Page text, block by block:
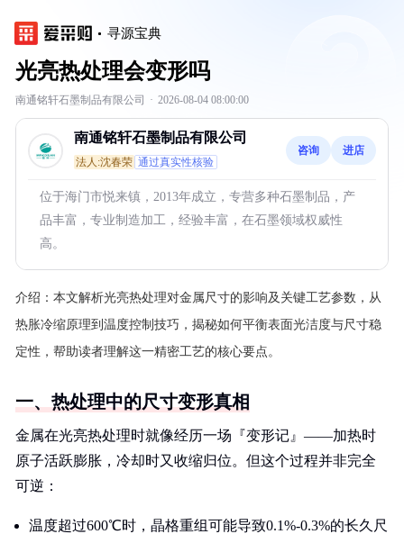
寻源宝典
光亮热处理会变形吗
南通铭轩石墨制品有限公司 · 2026-08-04 08:00:00
南通铭轩石墨制品有限公司
法人:沈春荣 通过真实性核验
咨询 进店
位于海门市悦来镇，2013年成立，专营多种石墨制品，产
品丰富，专业制造加工，经验丰富，在石墨领域权威性
高。
介绍： 本文解析光亮热处理对金属尺寸的影响及关键工艺参数，从
热胀冷缩原理到温度控制技巧，揭秘如何平衡表面光洁度与尺寸稳
定性，帮助读者理解这一精密工艺的核心要点。
一、热处理中的尺寸变形真相
金属在光亮热处理时就像经历一场『变形记』——加热时
原子活跃膨胀，冷却时又收缩归位。但这个过程并非完全
可逆：
温度超过600℃时，晶格重组可能导致0.1%-0.3%的长久尺